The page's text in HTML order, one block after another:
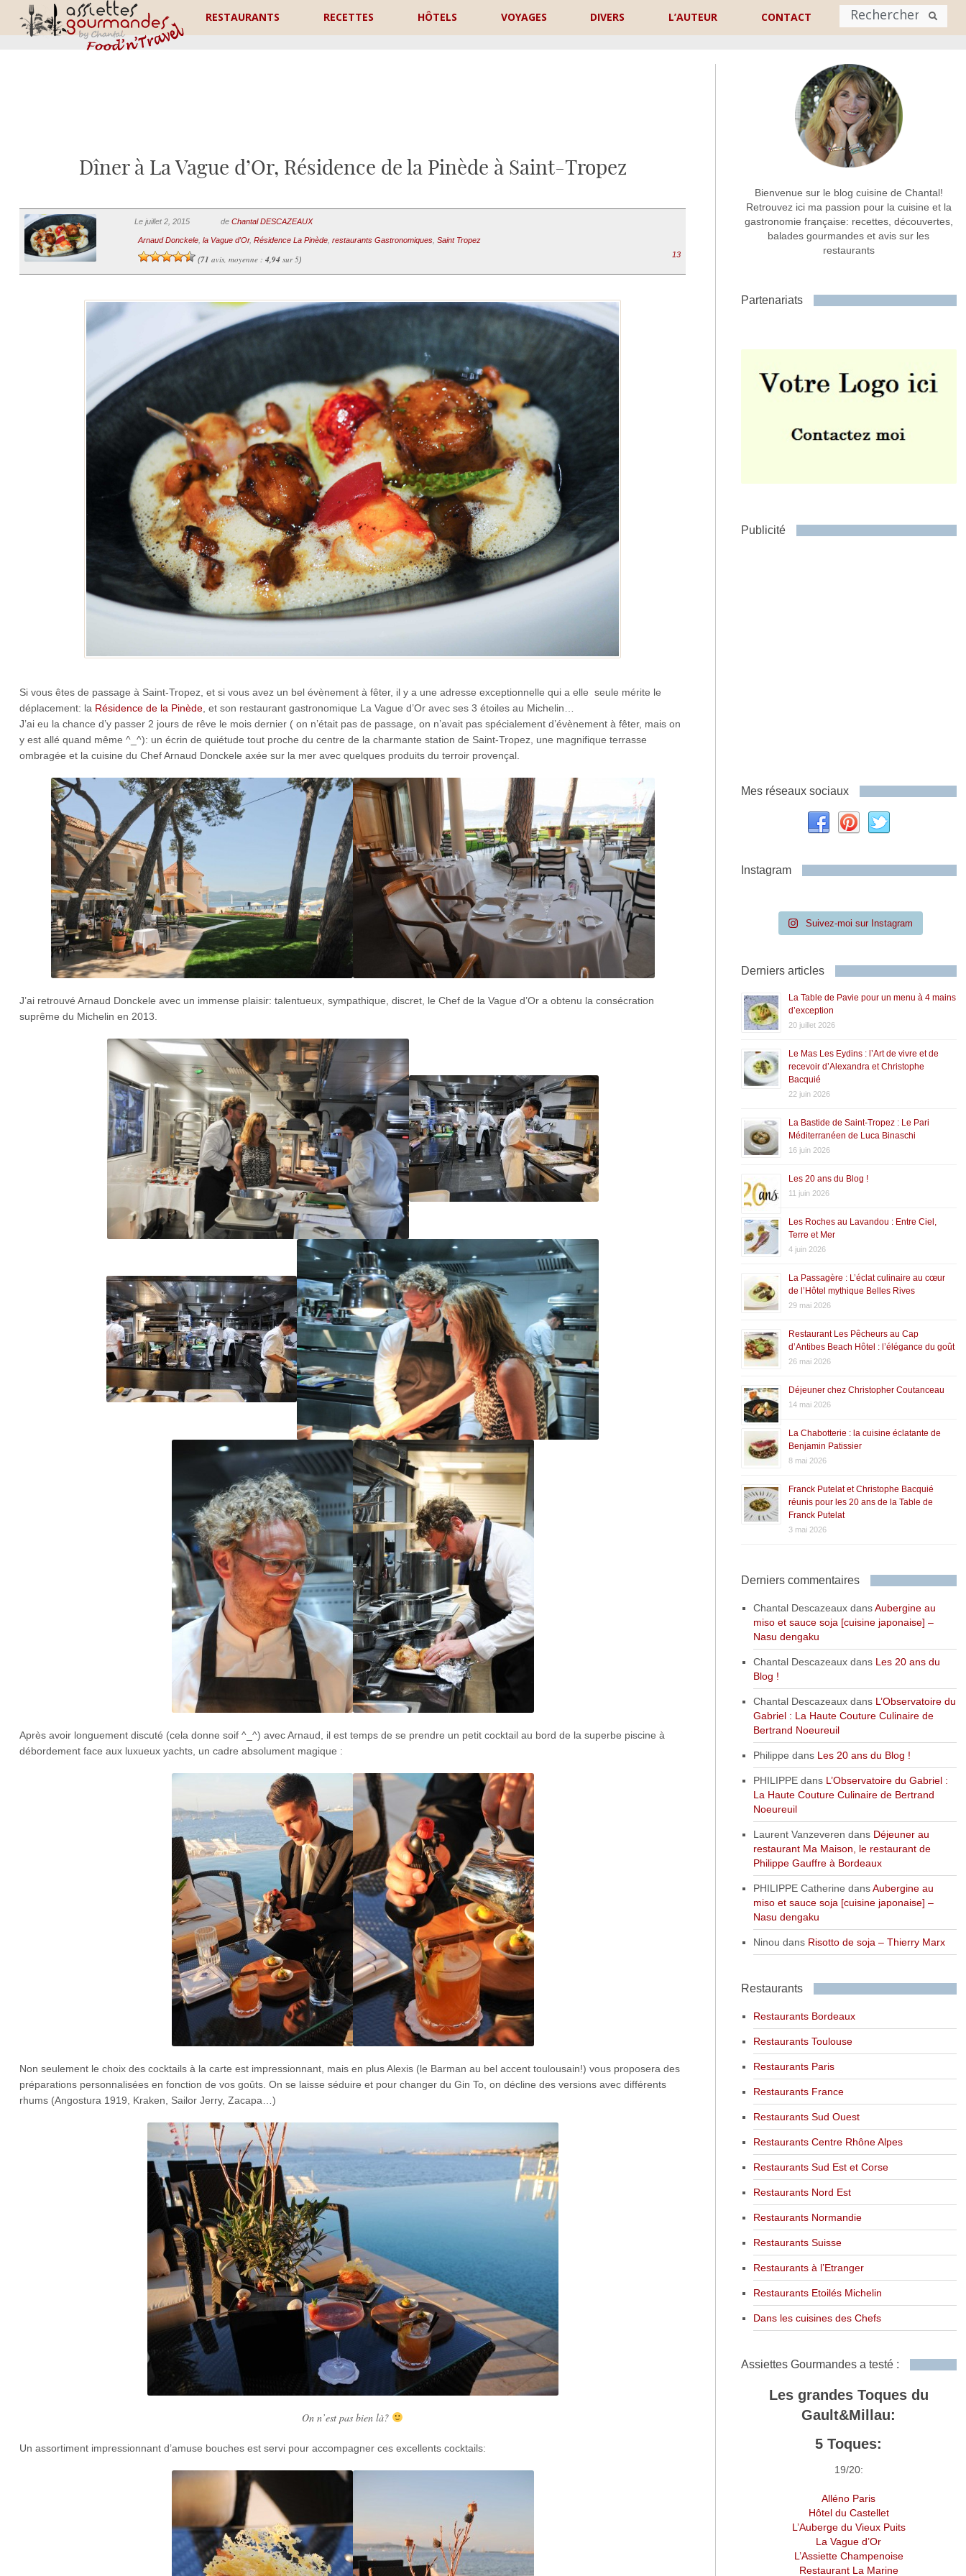
RESTAURANTS RECETTES HÔTELS VOYAGES DIVERS L’AUTEUR CONTACT
Nom
Commentaire ou message *
Dîner à La Vague d’Or, Résidence de la Pinède à Saint-Tropez
Le juillet 2, 2015 de Chantal DESCAZEAUX
Arnaud Donckele, la Vague d'Or, Résidence La Pinède, restaurants Gastronomiques, Saint Tropez
(71 avis, moyenne : 4,94sur 5)
13
Si vous êtes de passage à Saint-Tropez, et si vous avez un bel évènement à fêter, il y a une adresse exceptionnelle qui a elle seule mérite le
déplacement: la Résidence de la Pinède, et son restaurant gastronomique La Vague d’Or avec ses 3 étoiles au Michelin…
J’ai eu la chance d’y passer 2 jours de rêve le mois dernier ( on n’était pas de passage, on n’avait pas spécialement d’évènement à fêter, mais on
y est allé quand même ^_^): un écrin de quiétude tout proche du centre de la charmante station de Saint-Tropez, une magnifique terrasse
ombragée et la cuisine du Chef Arnaud Donckele axée sur la mer avec quelques produits du terroir provençal.
J’ai retrouvé Arnaud Donckele avec un immense plaisir: talentueux, sympathique, discret, le Chef de la Vague d’Or a obtenu la consécration
suprême du Michelin en 2013.
Après avoir longuement discuté (cela donne soif ^_^) avec Arnaud, il est temps de se prendre un petit cocktail au bord de la superbe piscine à
débordement face aux luxueux yachts, un cadre absolument magique :
Non seulement le choix des cocktails à la carte est impressionnant, mais en plus Alexis (le Barman au bel accent toulousain!) vous proposera des
préparations personnalisées en fonction de vos goûts. On se laisse séduire et pour changer du Gin To, on décline des versions avec différents
rhums (Angostura 1919, Kraken, Sailor Jerry, Zacapa…)
On n’est pas bien là?
Un assortiment impressionnant d’amuse bouches est servi pour accompagner ces excellents cocktails:
Bienvenue sur le blog cuisine de Chantal!
Retrouvez ici ma passion pour la cuisine et la
gastronomie française: recettes, découvertes,
balades gourmandes et avis sur les
restaurants
Partenariats
Publicité
Mes réseaux sociaux
Instagram
Suivez-moi sur Instagram
Derniers articles
La Table de Pavie pour un menu à 4 mains
d’exception
20 juillet 2026
Le Mas Les Eydins : l’Art de vivre et de
recevoir d’Alexandra et Christophe
Bacquié
22 juin 2026
La Bastide de Saint-Tropez : Le Pari
Méditerranéen de Luca Binaschi
16 juin 2026
Les 20 ans du Blog !
11 juin 2026
Les Roches au Lavandou : Entre Ciel,
Terre et Mer
4 juin 2026
La Passagère : L’éclat culinaire au cœur
de l’Hôtel mythique Belles Rives
29 mai 2026
Restaurant Les Pêcheurs au Cap
d’Antibes Beach Hôtel : l’élégance du goût
26 mai 2026
Déjeuner chez Christopher Coutanceau
14 mai 2026
La Chabotterie : la cuisine éclatante de
Benjamin Patissier
8 mai 2026
Franck Putelat et Christophe Bacquié
réunis pour les 20 ans de la Table de
Franck Putelat
3 mai 2026
Derniers commentaires
Chantal DescazeauxdansAubergine au
miso et sauce soja [cuisine japonaise] –
Nasu dengaku
Chantal Descazeauxdans Les 20 ans du
Blog !
Chantal Descazeauxdans L’Observatoire du
Gabriel : La Haute Couture Culinaire de
Bertrand Noeureuil
Philippe dans Les 20 ans du Blog !
PHILIPPEdans L’Observatoire du Gabriel :
La Haute Couture Culinaire de Bertrand
Noeureuil
Laurent Vanzeveren dans Déjeuner au
restaurant Ma Maison, le restaurant de
Philippe Gauffre à Bordeaux
PHILIPPE Catherine dansAubergine au
miso et sauce soja [cuisine japonaise] –
Nasu dengaku
Ninou dans Risotto de soja – Thierry Marx
Restaurants
Restaurants Bordeaux
Restaurants Toulouse
Restaurants Paris
Restaurants France
Restaurants Sud Ouest
Restaurants Centre Rhône Alpes
Restaurants Sud Est et Corse
Restaurants Nord Est
Restaurants Normandie
Restaurants Suisse
Restaurants à l’Etranger
Restaurants Etoilés Michelin
Dans les cuisines des Chefs
Assiettes Gourmandes a testé :
Les grandes Toques du
Gault&Millau:
5 Toques:
19/20:
Alléno Paris
Hôtel du Castellet
L’Auberge du Vieux Puits
La Vague d’Or
L’Assiette Champenoise
Restaurant La Marine